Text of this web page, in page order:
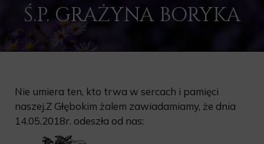
Ś.P. GRAŻYNA BORYKA
Nie umiera ten, kto trwa w sercach i pamięci
naszej.Z Głębokim żalem zawiadamiamy, że dnia
14.05.2018r. odeszła od nas: